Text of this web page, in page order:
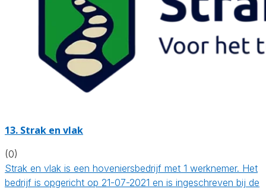
13. Strak en vlak
(0)
Strak en vlak is een hoveniersbedrijf met 1 werknemer. Het
bedrijf is opgericht op 21-07-2021 en is ingeschreven bij de